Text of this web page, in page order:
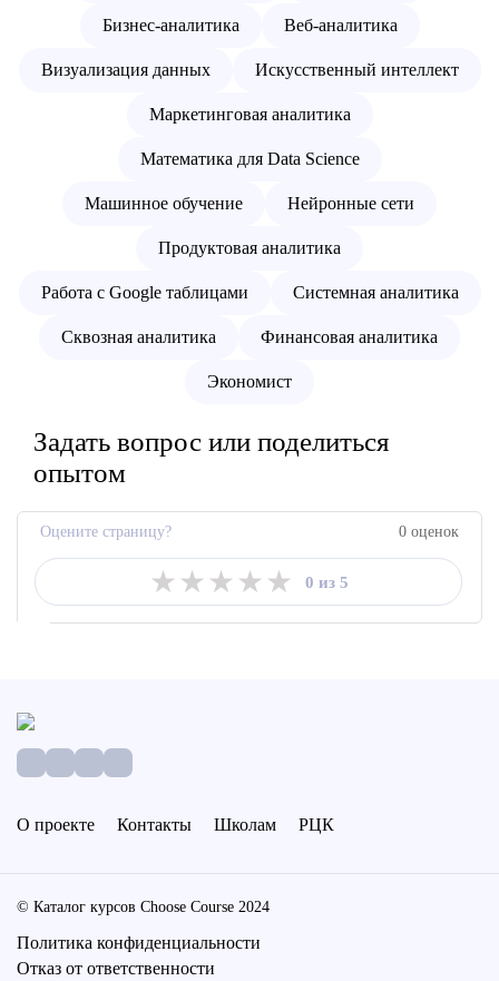
Бизнес-аналитика Веб-аналитика
Визуализация данных Искусственный интеллект
Маркетинговая аналитика
Математика для Data Science
Машинное обучение Нейронные сети
Продуктовая аналитика
Работа с Google таблицами Системная аналитика
Сквозная аналитика Финансовая аналитика
Экономист
Задать вопрос или поделиться
опытом
Оцените страницу?
★ ★ ★ ★ ★ 0 из 5
0 оценок
О проекте Контакты Школам РЦК
© Каталог курсов Choose Course 2024
Политика конфиденциальности
Отказ от ответственности